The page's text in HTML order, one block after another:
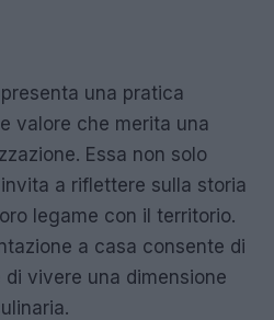
una pratica
valore che merita una
Essa non solo
a riflettere sulla storia
legame con il territorio.
a casa consente di
vivere una dimensione